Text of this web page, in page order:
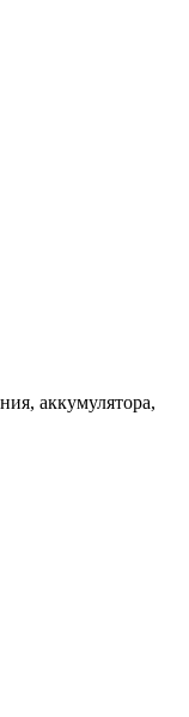
аккумулятора,